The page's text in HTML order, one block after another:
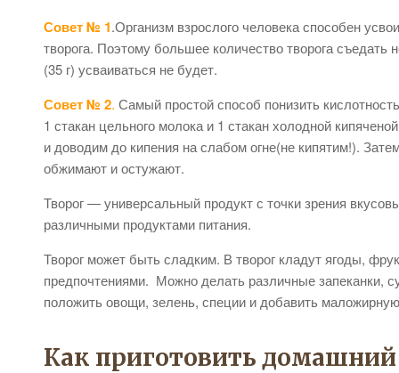
Совет № 1.Организм взрослого человека способен
творога. Поэтому большее количество творога съедать
(35 г) усваиваться не будет.
Совет № 2. Самый простой способ понизить
1 стакан цельного молока и 1 стакан холодной
и доводим до кипения на слабом огне(не кипятим!).
обжимают и остужают.
Творог — универсальный продукт с точки зрения
различными продуктами питания.
Творог может быть сладким. В творог кладут ягоды,
предпочтениями. Можно делать различные запеканки,
положить овощи, зелень, специи и добавить
Как приготовить домашний